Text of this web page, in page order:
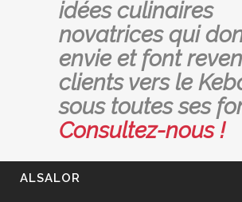
idées culinaires
novatrices qui
envie et font
clients vers le
sous toutes ses
Consultez-nous !
ALSALOR